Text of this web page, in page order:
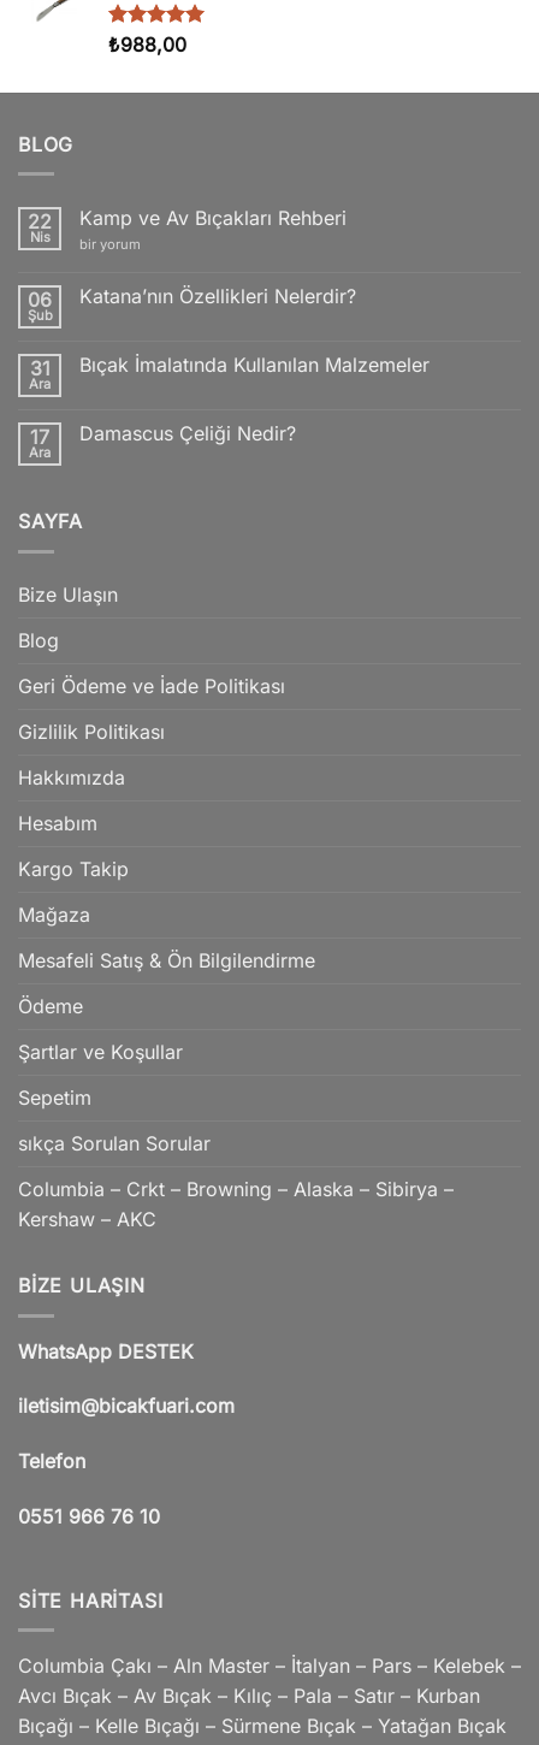
5 üzerinden
oy
₺988,00
BLOG
22
Nis
Kamp ve Av Bıçakları Rehberi
Kamp
Bıçakları
Rehberi
bir yorum
06
Şub
Katana’nın Özellikleri Nelerdir?
Katana’nın
Özellikleri
31
Ara
Bıçak İmalatında Kullanılan Malzemeler
İmalatında
17
Ara
Damascus Çeliği Nedir?
Nedir?
SAYFA
Bize Ulaşın
Blog
Geri Ödeme ve İade Politikası
Gizlilik Politikası
Hakkımızda
Hesabım
Kargo Takip
Mağaza
Mesafeli Satış & Ön Bilgilendirme
Ödeme
Şartlar ve Koşullar
Sepetim
sıkça Sorulan Sorular
Columbia – Crkt – Browning – Alaska – Sibirya –
Kershaw – AKC
BIZE ULAŞIN
WhatsApp DESTEK
iletisim@bicakfuari.com
Telefon
0551 966 76 10
SITE HARITASI
Columbia Çakı – Aln Master – İtalyan – Pars – Kelebek –
Avcı Bıçak – Av Bıçak – Kılıç – Pala – Satır – Kurban
Bıçağı – Kelle Bıçağı – Sürmene Bıçak – Yatağan Bıçak